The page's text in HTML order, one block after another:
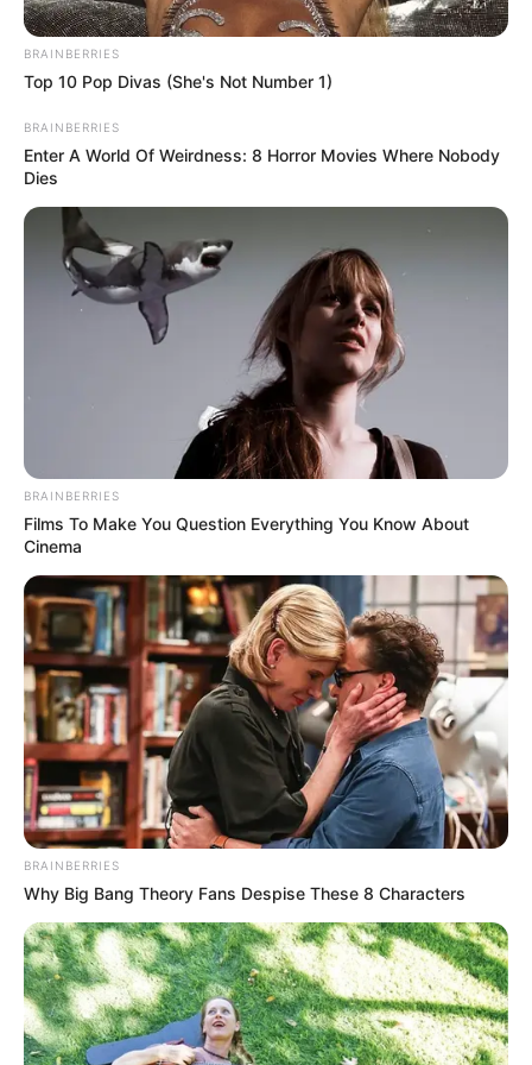
Posted
in
Friss hírek
Ma lenne 69 éves Bajor Imre –
lánya most elárulta a szívszorító
igazságot
bySzerző • April 2, 2026
BRAINBERRIES
Top 10 Pop Divas (She's Not Number 1)
BRAINBERRIES
Enter A World Of Weirdness: 8 Horror Movies Where Nobody
Dies
BRAINBERRIES
Films To Make You Question Everything You Know About
Cinema
BRAINBERRIES
Why Big Bang Theory Fans Despise These 8 Characters